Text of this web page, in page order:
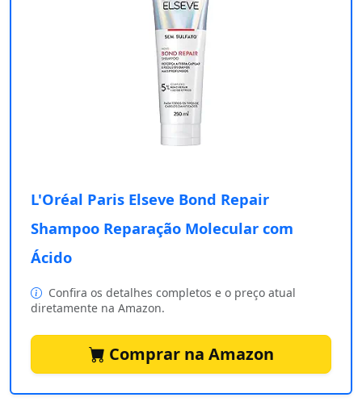
L'Oréal Paris Elseve Bond Repair
Shampoo Reparação Molecular com
Ácido
Confira os detalhes completos e o preço atual
diretamente na Amazon.
Comprar na Amazon